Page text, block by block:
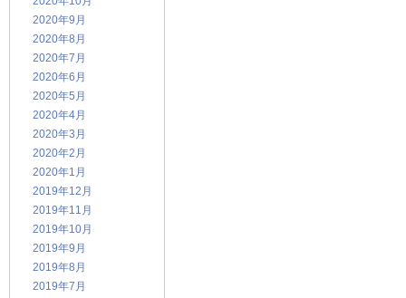
2020年9月
2020年8月
2020年7月
2020年6月
2020年5月
2020年4月
2020年3月
2020年2月
2020年1月
2019年12月
2019年11月
2019年10月
2019年9月
2019年8月
2019年7月